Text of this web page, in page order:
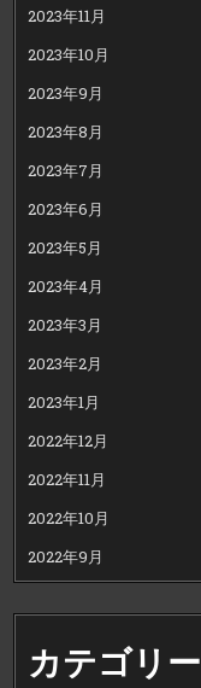
2023年11月
2023年10月
2023年9月
2023年8月
2023年7月
2023年6月
2023年5月
2023年4月
2023年3月
2023年2月
2023年1月
2022年12月
2022年11月
2022年10月
2022年9月
カテゴリー